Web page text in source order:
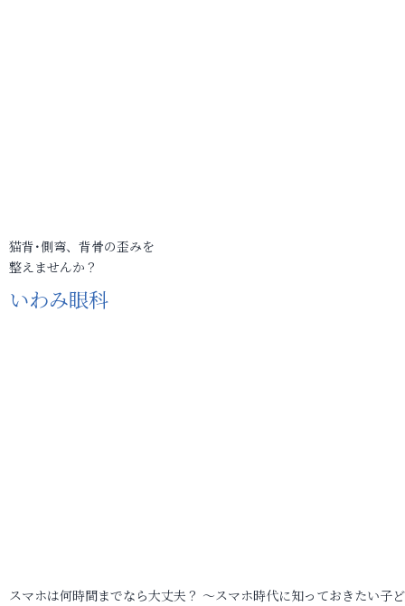
猫背･側弯、背骨の歪みを
整えませんか？
いわみ眼科
スマホは何時間までなら大丈夫？ ～スマホ時代に知っておきたい子